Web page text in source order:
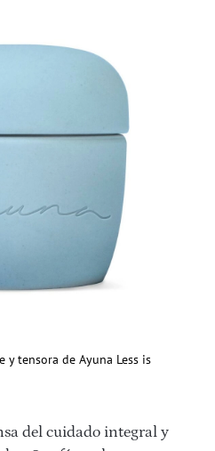
y tensora de Ayuna Less is
del cuidado integral y